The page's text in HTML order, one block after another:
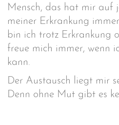
Mensch, das hat mir auf
meiner Erkrankung
bin ich trotz Erkrankung
freue mich immer, wenn
kann.
Der Austausch liegt mir
Denn ohne Mut gibt es